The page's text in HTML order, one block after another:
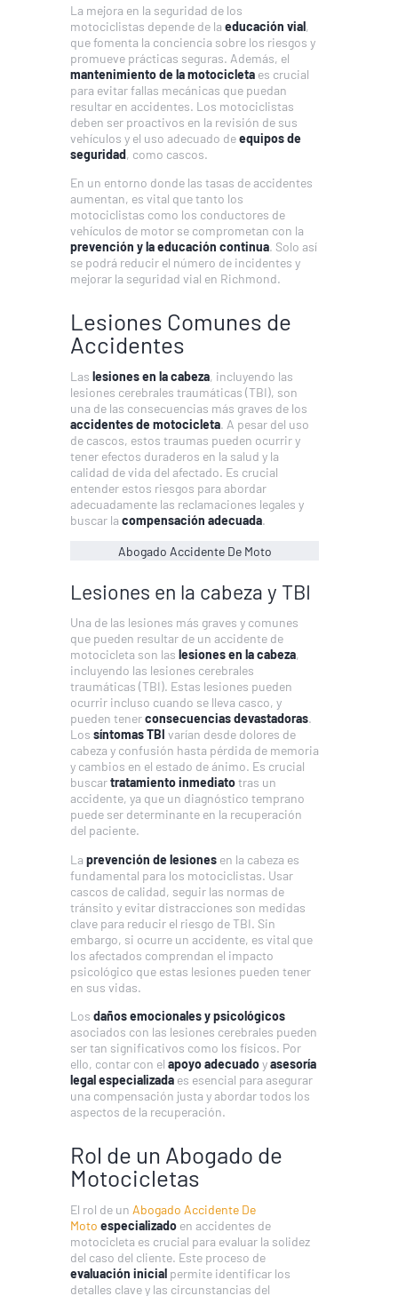
La mejora en la seguridad de los
motociclistas depende de la educación vial,
que fomenta la conciencia sobre los riesgos y
promueve prácticas seguras. Además, el
mantenimiento de la motocicleta es crucial
para evitar fallas mecánicas que puedan
resultar en accidentes. Los motociclistas
deben ser proactivos en la revisión de sus
vehículos y el uso adecuado deequipos de
seguridad, como cascos.
En un entorno donde las tasas de accidentes
aumentan, es vital que tanto los
motociclistas como los conductores de
vehículos de motor se comprometan con la
prevención y la educación continua. Solo así
se podrá reducir el número de incidentes y
mejorar la seguridad vial en Richmond.
Lesiones Comunes de
Accidentes
Las lesiones en la cabeza, incluyendo las
lesiones cerebrales traumáticas (TBI), son
una de las consecuencias más graves de los
accidentes de motocicleta. A pesar del uso
de cascos, estos traumas pueden ocurrir y
tener efectos duraderos en la salud y la
calidad de vida del afectado. Es crucial
entender estos riesgos para abordar
adecuadamente las reclamaciones legales y
buscar la compensación adecuada.
Abogado Accidente De Moto
Lesiones en la cabeza y TBI
Una de las lesiones más graves y comunes
que pueden resultar de un accidente de
motocicleta son las lesiones en la cabeza,
incluyendo las lesiones cerebrales
traumáticas (TBI). Estas lesiones pueden
ocurrir incluso cuando se lleva casco, y
pueden tenerconsecuencias devastadoras.
Los síntomas TBI varían desde dolores de
cabeza y confusión hasta pérdida de memoria
y cambios en el estado de ánimo. Es crucial
buscartratamiento inmediatotras un
accidente, ya que un diagnóstico temprano
puede ser determinante en la recuperación
del paciente.
La prevención de lesiones en la cabeza es
fundamental para los motociclistas. Usar
cascos de calidad, seguir las normas de
tránsito y evitar distracciones son medidas
clave para reducir el riesgo de TBI. Sin
embargo, si ocurre un accidente, es vital que
los afectados comprendan el impacto
psicológico que estas lesiones pueden tener
en sus vidas.
Los daños emocionales y psicológicos
asociados con las lesiones cerebrales pueden
ser tan significativos como los físicos. Por
ello, contar con el apoyo adecuadoyasesoría
legal especializada es esencial para asegurar
una compensación justa y abordar todos los
aspectos de la recuperación.
Rol de un Abogado de
Motocicletas
El rol de un Abogado Accidente De
Moto especializado en accidentes de
motocicleta es crucial para evaluar la solidez
del caso del cliente. Este proceso de
evaluación inicial permite identificar los
detalles clave y las circunstancias del